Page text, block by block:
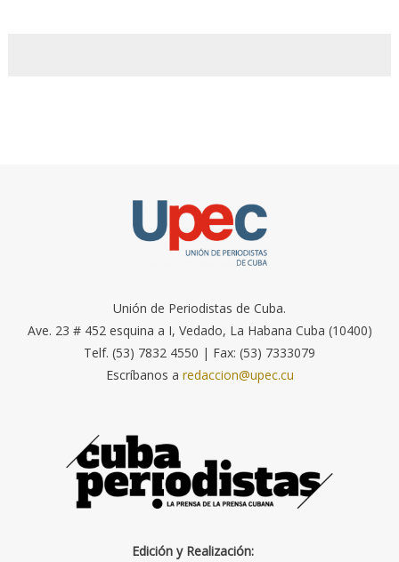
Unión de Periodistas de Cuba.
Ave. 23 # 452 esquina a I, Vedado, La Habana Cuba (10400)
Telf. (53) 7832 4550 | Fax: (53) 7333079
Escríbanos a redaccion@upec.cu
Edición y Realización: